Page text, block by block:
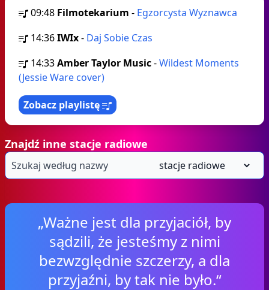
09:48 Filmotekarium - Egzorcysta Wyznawca
14:36IWIx- Daj Sobie Czas
14:33Amber Taylor Music-Wildest Moments
(Jessie Ware cover)
Zobacz playlistę
Znajdź inne stacje radiowe
„Ważne jest dla przyjaciół, by
sądzili, że jesteśmy z nimi
bezwzględnie szczerzy, a dla
przyjaźni, by tak nie było.“